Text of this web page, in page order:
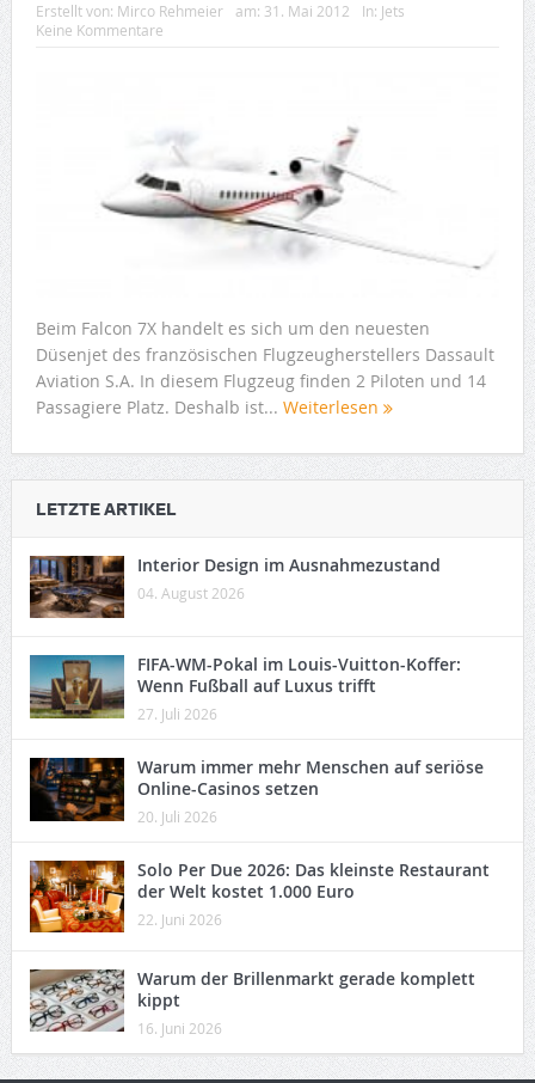
Erstellt von: Mirco Rehmeier am: 31. Mai 2012 In: Jets
Keine Kommentare
Beim Falcon 7X handelt es sich um den neuesten
Düsenjet des französischen Flugzeugherstellers Dassault
Aviation S.A. In diesem Flugzeug finden 2 Piloten und 14
Passagiere Platz. Deshalb ist... Weiterlesen
LETZTE ARTIKEL
Interior Design im Ausnahmezustand
04. August 2026
FIFA-WM-Pokal im Louis-Vuitton-Koffer:
Wenn Fußball auf Luxus trifft
27. Juli 2026
Warum immer mehr Menschen auf seriöse
Online-Casinos setzen
20. Juli 2026
Solo Per Due 2026: Das kleinste Restaurant
der Welt kostet 1.000 Euro
22. Juni 2026
Warum der Brillenmarkt gerade komplett
kippt
16. Juni 2026